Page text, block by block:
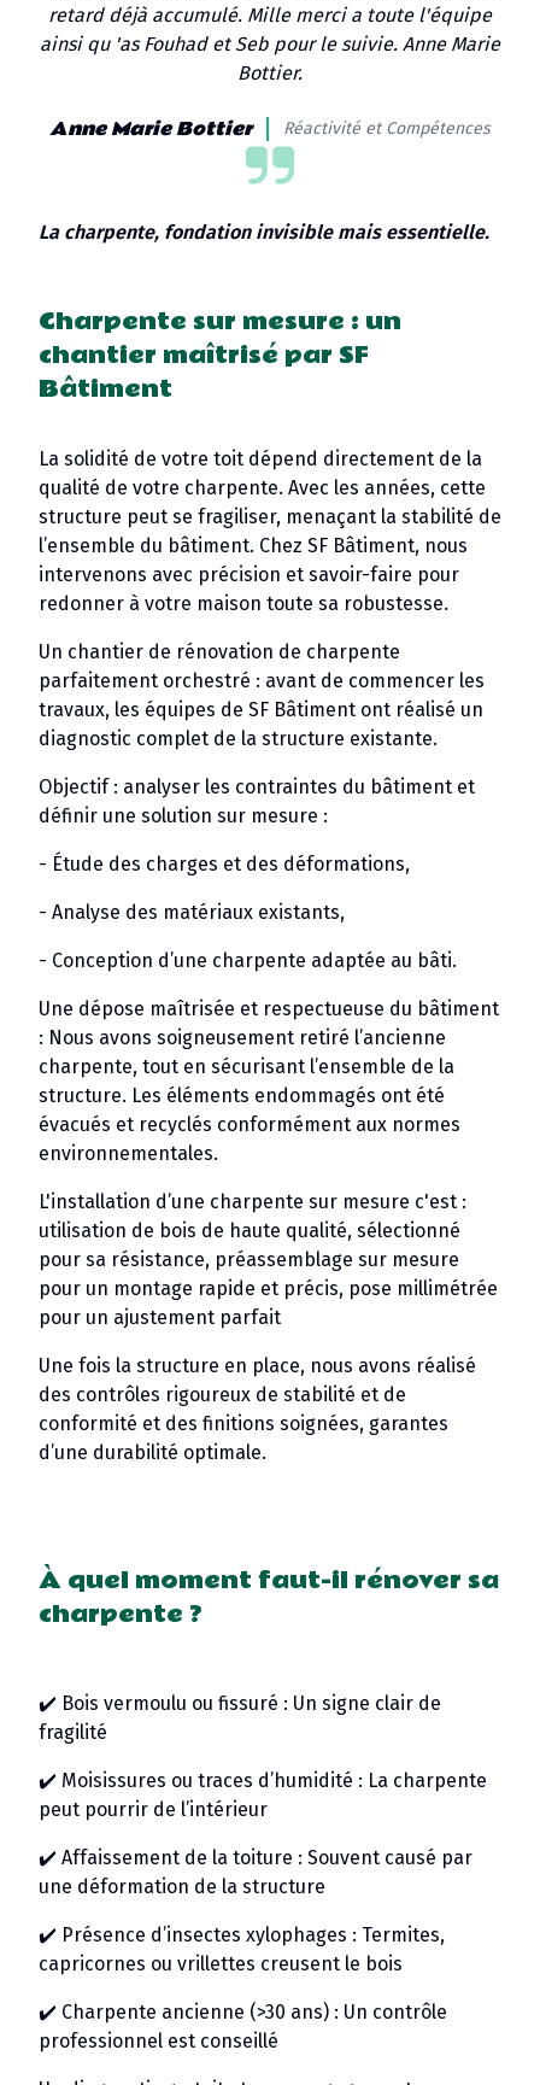
retard déjà accumulé. Mille merci a toute l'équipe
ainsi qu 'as Fouhad et Seb pour le suivie. Anne Marie
Bottier.
Anne Marie Bottier Réactivité et Compétences
La charpente, fondation invisible mais essentielle.
Charpente sur mesure : un
chantier maîtrisé par SF
Bâtiment
La solidité de votre toit dépend directement de la
qualité de votre charpente. Avec les années, cette
structure peut se fragiliser, menaçant la stabilité de
l’ensemble du bâtiment. Chez SF Bâtiment, nous
intervenons avec précision et savoir-faire pour
redonner à votre maison toute sa robustesse.
Un chantier de rénovation de charpente
parfaitement orchestré : avant de commencer les
travaux, les équipes de SF Bâtiment ont réalisé un
diagnostic complet de la structure existante.
Objectif : analyser les contraintes du bâtiment et
définir une solution sur mesure :
- Étude des charges et des déformations,
- Analyse des matériaux existants,
- Conception d’une charpente adaptée au bâti.
Une dépose maîtrisée et respectueuse du bâtiment
: Nous avons soigneusement retiré l’ancienne
charpente, tout en sécurisant l’ensemble de la
structure. Les éléments endommagés ont été
évacués et recyclés conformément aux normes
environnementales.
L'installation d’une charpente sur mesure c'est :
utilisation de bois de haute qualité, sélectionné
pour sa résistance, préassemblage sur mesure
pour un montage rapide et précis, pose millimétrée
pour un ajustement parfait
Une fois la structure en place, nous avons réalisé
des contrôles rigoureux de stabilité et de
conformité et des finitions soignées, garantes
d’une durabilité optimale.
À quel moment faut-il rénover sa
charpente ?
✔️ Bois vermoulu ou fissuré : Un signe clair de
fragilité
✔️ Moisissures ou traces d’humidité : La charpente
peut pourrir de l’intérieur
✔️ Affaissement de la toiture : Souvent causé par
une déformation de la structure
✔️ Présence d’insectes xylophages : Termites,
capricornes ou vrillettes creusent le bois
✔️ Charpente ancienne (>30 ans) : Un contrôle
professionnel est conseillé